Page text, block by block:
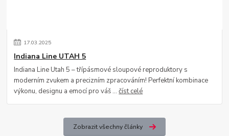
17.03.2025
Indiana Line UTAH 5
Indiana Line Utah 5 – třípásmové sloupové reproduktory s
moderním zvukem a precizním zpracováním! Perfektní kombinace
výkonu, designu a emocí pro váš ...číst celé
Zobrazit všechny články